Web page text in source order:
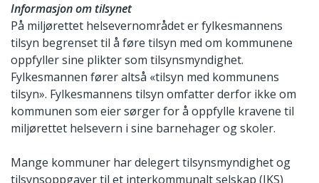
Informasjon om tilsynet
På miljørettet helsevernområdet er fylkesmannens
tilsyn begrenset til å føre tilsyn med om kommunene
oppfyller sine plikter som tilsynsmyndighet.
Fylkesmannen fører altså «tilsyn med kommunens
tilsyn». Fylkesmannens tilsyn omfatter derfor ikke om
kommunen som eier sørger for å oppfylle kravene til
miljørettet helsevern i sine barnehager og skoler.
Mange kommuner har delegert tilsynsmyndighet og
tilsynsoppgaver til et interkommunalt selskap (IKS)